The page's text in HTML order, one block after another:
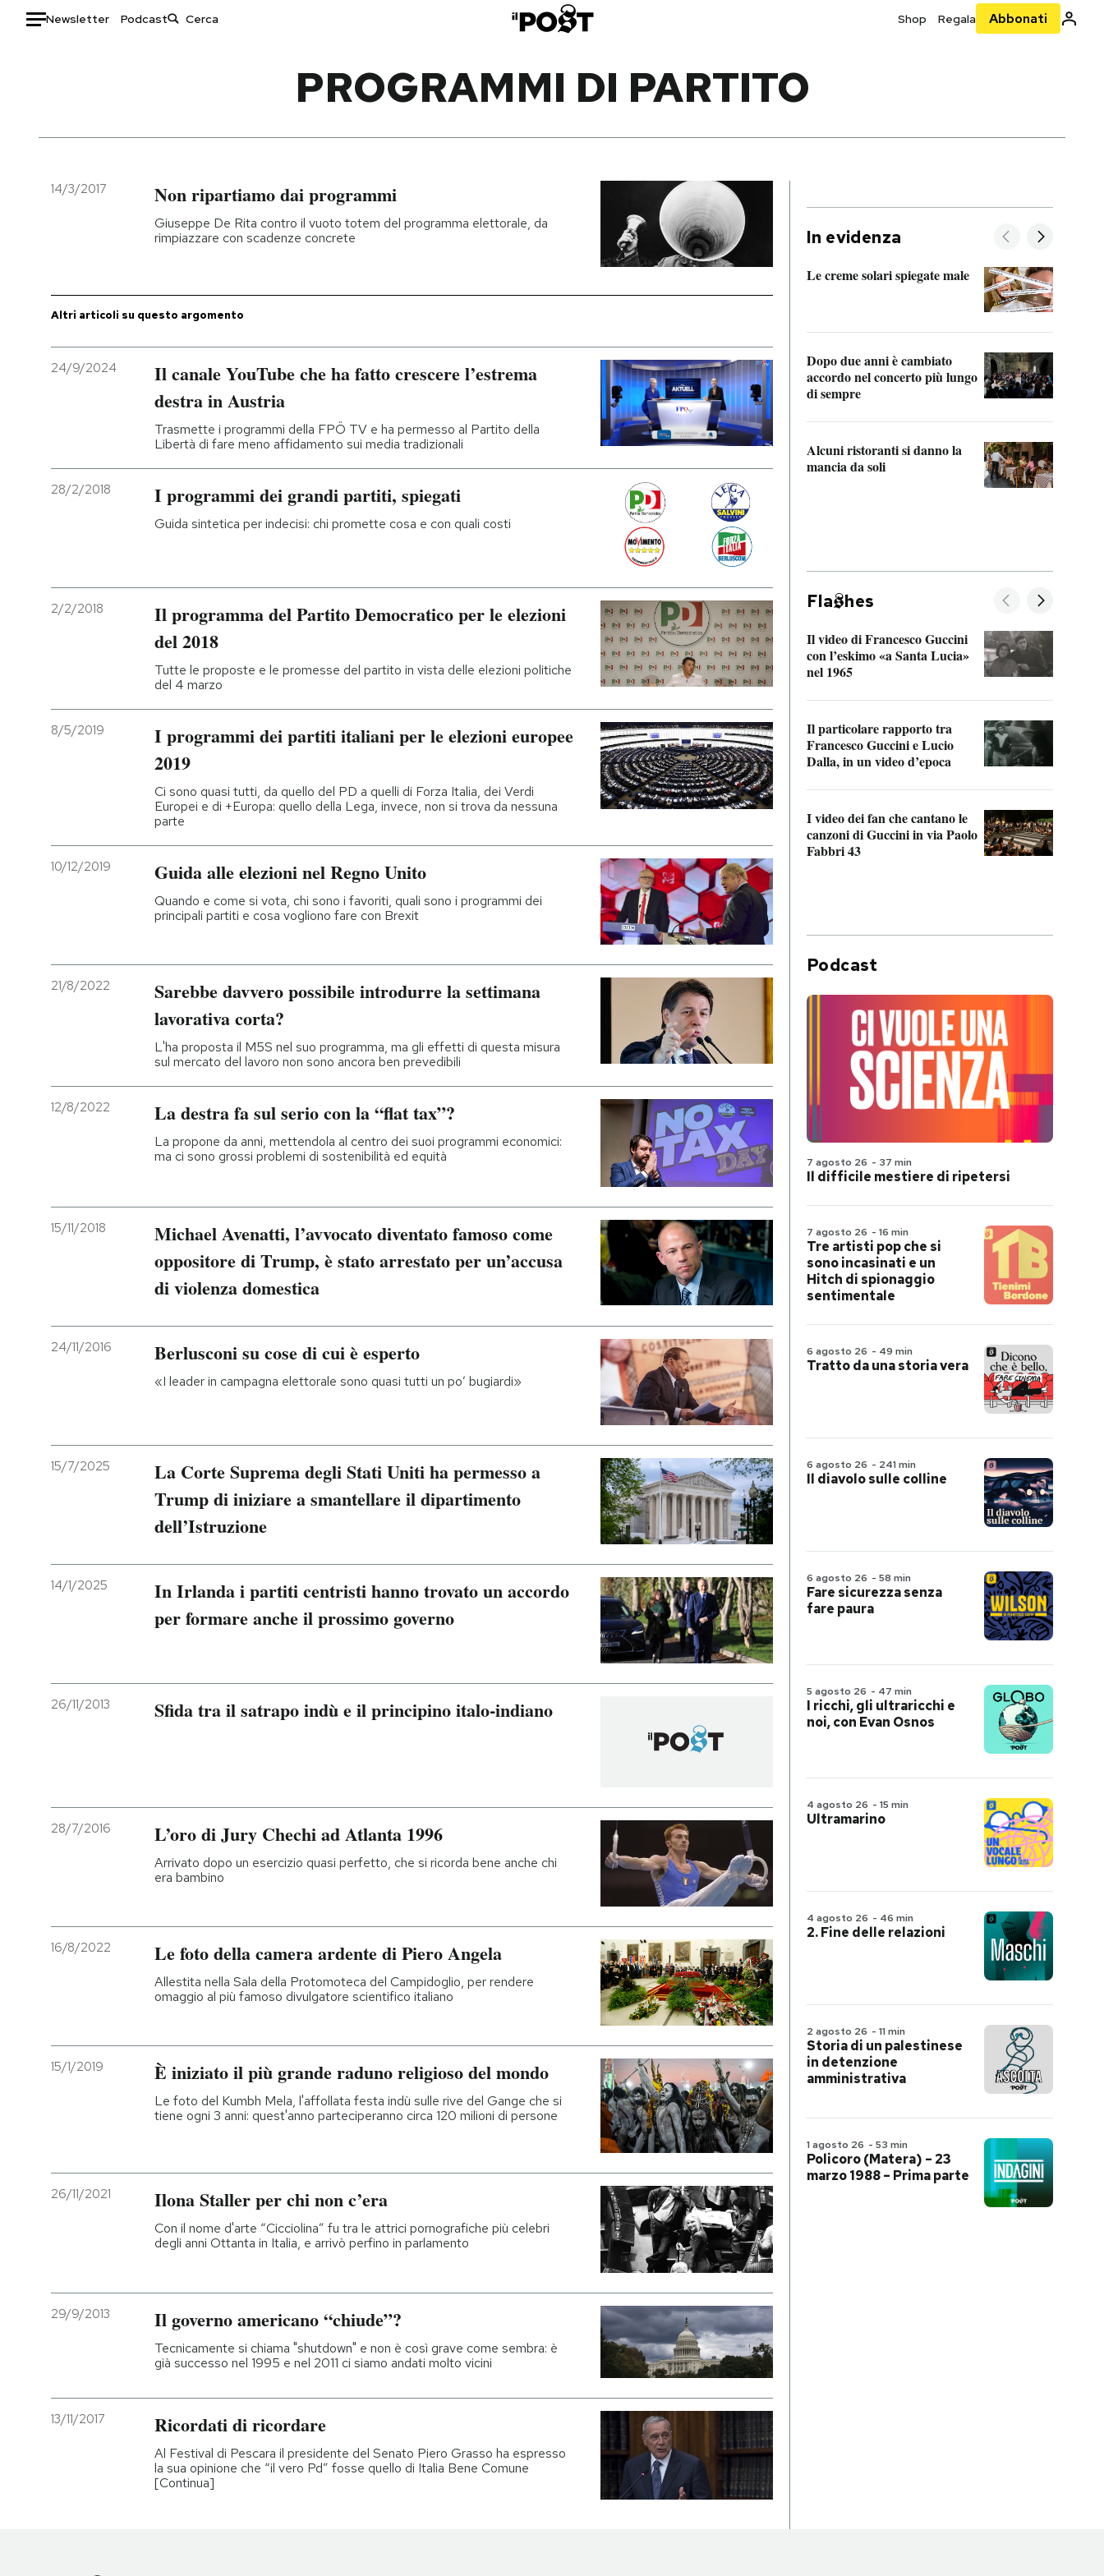
Newsletter Podcast Shop Regala Abbonati
Italia
Politica
Moda
Storie/Idee
Ok Boomer!
CALENDARIO
AREA PERSONALE
Entra
PROGRAMMI DI PARTITO
14/3/2017 Non ripartiamo dai programmi
Giuseppe De Rita contro il vuoto totem del programma elettorale, da
rimpiazzare con scadenze concrete
Altri articoli su questo argomento
24/9/2024
Il canale YouTube che ha fatto crescere l’estrema
destra in Austria
Trasmette i programmi della FPÖ TV e ha permesso al Partito della
Libertà di fare meno affidamento sui media tradizionali
28/2/2018 I programmi dei grandi partiti, spiegati
Guida sintetica per indecisi: chi promette cosa e con quali costi
2/2/2018
Il programma del Partito Democratico per le elezioni
del 2018
Tutte le proposte e le promesse del partito in vista delle elezioni politiche
del 4 marzo
8/5/2019
I programmi dei partiti italiani per le elezioni europee
2019
Ci sono quasi tutti, da quello del PD a quelli di Forza Italia, dei Verdi
Europei e di +Europa: quello della Lega, invece, non si trova da nessuna
parte
10/12/2019 Guida alle elezioni nel Regno Unito
Quando e come si vota, chi sono i favoriti, quali sono i programmi dei
principali partiti e cosa vogliono fare con Brexit
21/8/2022
Sarebbe davvero possibile introdurre la settimana
lavorativa corta?
L'ha proposta il M5S nel suo programma, ma gli effetti di questa misura
sul mercato del lavoro non sono ancora ben prevedibili
12/8/2022 La destra fa sul serio con la “flat tax”?
La propone da anni, mettendola al centro dei suoi programmi economici:
ma ci sono grossi problemi di sostenibilità ed equità
15/11/2018
Michael Avenatti, l’avvocato diventato famoso come
oppositore di Trump, è stato arrestato per un’accusa
di violenza domestica
24/11/2016 Berlusconi su cose di cui è esperto
«I leader in campagna elettorale sono quasi tutti un po’ bugiardi»
15/7/2025
La Corte Suprema degli Stati Uniti ha permesso a
Trump di iniziare a smantellare il dipartimento
dell’Istruzione
14/1/2025
In Irlanda i partiti centristi hanno trovato un accordo
per formare anche il prossimo governo
26/11/2013 Sfida tra il satrapo indù e il principino italo-indiano
28/7/2016 L’oro di Jury Chechi ad Atlanta 1996
Arrivato dopo un esercizio quasi perfetto, che si ricorda bene anche chi
era bambino
16/8/2022 Le foto della camera ardente di Piero Angela
Allestita nella Sala della Protomoteca del Campidoglio, per rendere
omaggio al più famoso divulgatore scientifico italiano
15/1/2019 È iniziato il più grande raduno religioso del mondo
Le foto del Kumbh Mela, l'affollata festa indù sulle rive del Gange che si
tiene ogni 3 anni: quest'anno parteciperanno circa 120 milioni di persone
26/11/2021 Ilona Staller per chi non c’era
Con il nome d'arte “Cicciolina” fu tra le attrici pornografiche più celebri
degli anni Ottanta in Italia, e arrivò perfino in parlamento
29/9/2013 Il governo americano “chiude”?
Tecnicamente si chiama "shutdown" e non è così grave come sembra: è
già successo nel 1995 e nel 2011 ci siamo andati molto vicini
13/11/2017 Ricordati di ricordare
Al Festival di Pescara il presidente del Senato Piero Grasso ha espresso
la sua opinione che “il vero Pd” fosse quello di Italia Bene Comune
[Continua]
In evidenza
Le creme solari spiegate male
Dopo due anni è cambiato
accordo nel concerto più lungo
di sempre
Alcuni ristoranti si danno la
mancia da soli
Fla hes
Il video di Francesco Guccini
con l’eskimo «a Santa Lucia»
nel 1965
Il particolare rapporto tra
Francesco Guccini e Lucio
Dalla, in un video d’epoca
I video dei fan che cantano le
canzoni di Guccini in via Paolo
Fabbri 43
Podcast
7 agosto 26 - 37 min
Il difficile mestiere di ripetersi
7 agosto 26 - 16 min
Tre artisti pop che si
sono incasinati e un
Hitch di spionaggio
sentimentale
6 agosto 26 - 49 min
Tratto da una storia vera
6 agosto 26 - 241 min
Il diavolo sulle colline
6 agosto 26 - 58 min
Fare sicurezza senza
fare paura
5 agosto 26 - 47 min
I ricchi, gli ultraricchi e
noi, con Evan Osnos
4 agosto 26 - 15 min
Ultramarino
4 agosto 26 - 46 min
2. Fine delle relazioni
2 agosto 26 - 11 min
Storia di un palestinese
in detenzione
amministrativa
1 agosto 26 - 53 min
Policoro (Matera) – 23
marzo 1988 – Prima parte